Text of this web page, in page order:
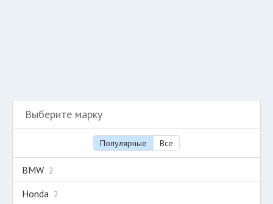
Выберите марку
Популярные Все
BMW 2
Honda 2